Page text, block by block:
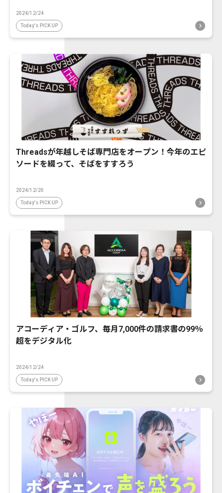
2024/12/24
Today's PICK UP
Threadsが年越しそば専門店をオープン！今年のエピ
ソードを綴って、そばをすすろう
2024/12/20
Today's PICK UP
アコーディア・ゴルフ、毎月7,000件の請求書の99％
超をデジタル化
2024/12/24
Today's PICK UP